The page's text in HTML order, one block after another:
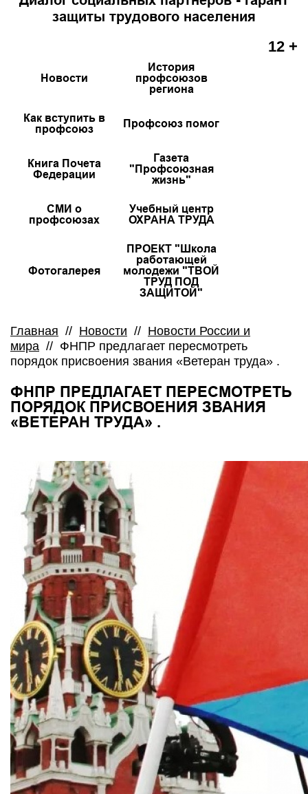
защиты трудового населения
12 +
Новости
История
профсоюзов
региона
Как вступить в
профсоюз
Профсоюз помог
Книга Почета
Федерации
Газета
"Профсоюзная
жизнь"
СМИ о
профсоюзах
Учебный центр
ОХРАНА ТРУДА
Фотогалерея
ПРОЕКТ "Школа
работающей
молодежи "ТВОЙ
ТРУД ПОД
ЗАЩИТОЙ"
Главная // Новости // Новости России и
мира // ФНПР предлагает пересмотреть
порядок присвоения звания «Ветеран труда» .
ФНПР ПРЕДЛАГАЕТ ПЕРЕСМОТРЕТЬ
ПОРЯДОК ПРИСВОЕНИЯ ЗВАНИЯ
«ВЕТЕРАН ТРУДА» .